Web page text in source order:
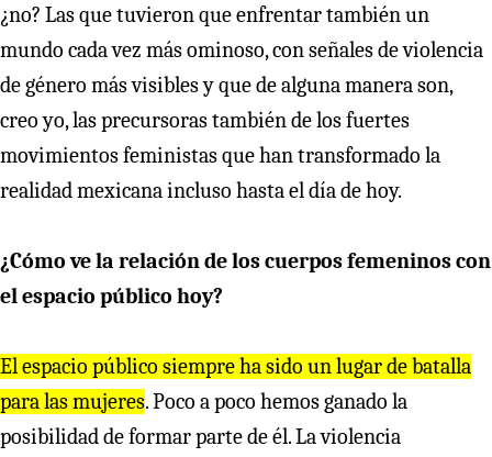
¿no? Las que tuvieron que enfrentar también un
mundo cada vez más ominoso, con señales de violencia
de género más visibles y que de alguna manera son,
creo yo, las precursoras también de los fuertes
movimientos feministas que han transformado la
realidad mexicana incluso hasta el día de hoy.
¿Cómo ve la relación de los cuerpos femeninos con
el espacio público hoy?
El espacio público siempre ha sido un lugar de batalla
para las mujeres. Poco a poco hemos ganado la
posibilidad de formar parte de él. La violencia